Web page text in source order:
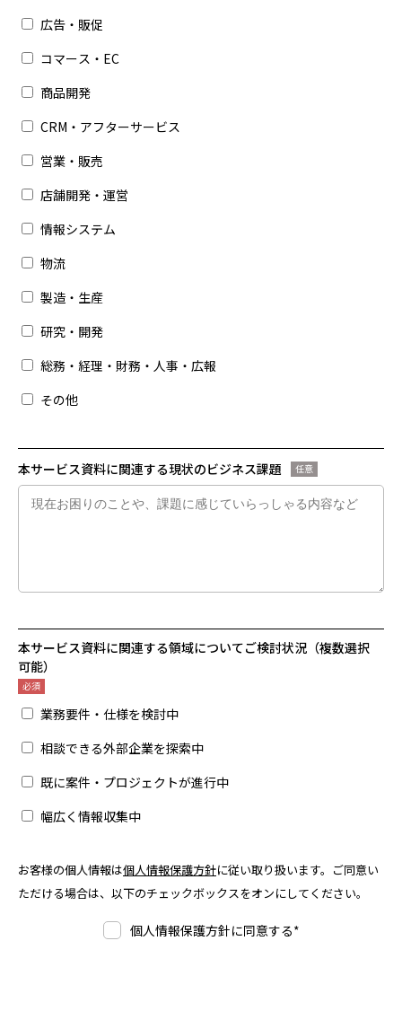
広告・販促
コマース・EC
商品開発
CRM・アフターサービス
営業・販売
店舗開発・運営
情報システム
物流
製造・生産
研究・開発
総務・経理・財務・人事・広報
その他
本サービス資料に関連する現状のビジネス課題
本サービス資料に関連する領域についてご検討状況（複数選択
可能）
業務要件・仕様を検討中
相談できる外部企業を探索中
既に案件・プロジェクトが進行中
幅広く情報収集中
お客様の個人情報は個人情報保護方針に従い取り扱います。ご同意い
ただける場合は、以下のチェックボックスをオンにしてください。
個人情報保護方針に同意する*